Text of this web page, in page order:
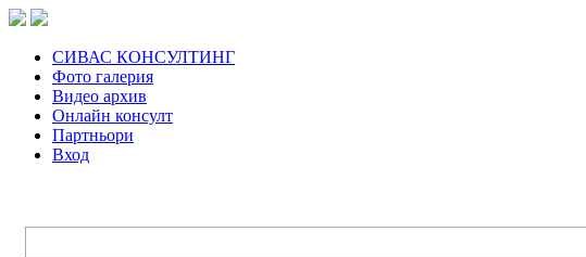
СИВАС КОНСУЛТИНГ
Фото галерия
Видео архив
Онлайн консулт
Партньори
Вход